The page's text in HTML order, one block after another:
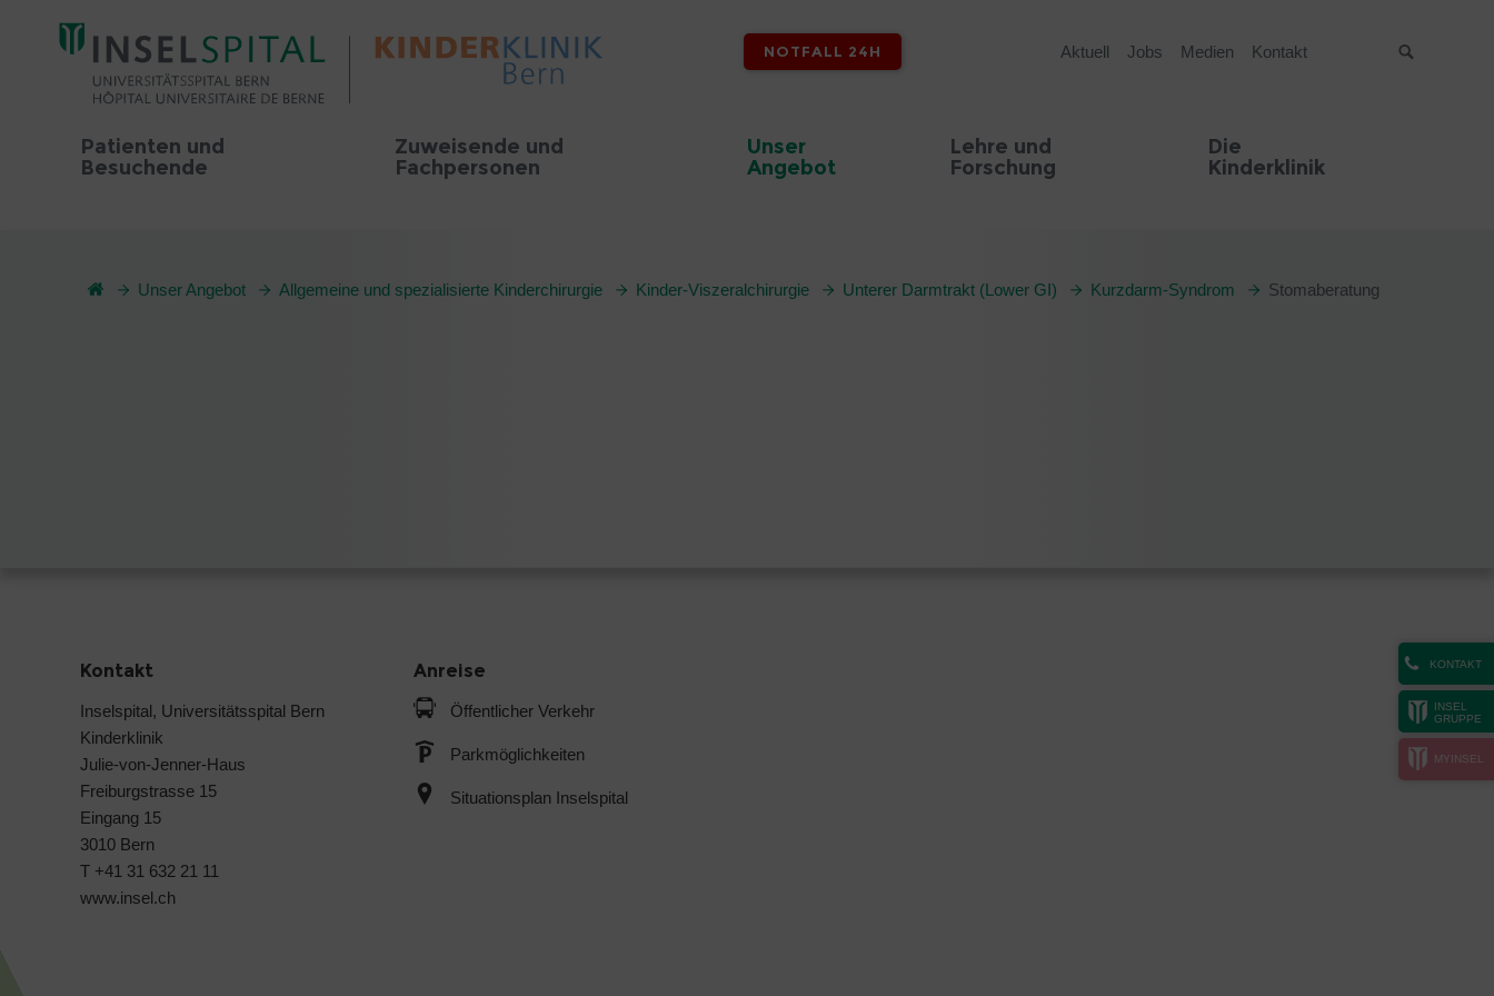
NOTFALL 24H Aktuell Jobs Medien Kontakt
Patienten und
Besuchende
Zuweisende und
Fachpersonen
Unser
Angebot
Lehre und
Forschung
Die
Kinderklinik
KONTAKT
INSEL
GRUPPE
MYINSEL
Unser Angebot Allgemeine und spezialisierte Kinderchirurgie Kinder-Viszeralchirurgie Unterer Darmtrakt (Lower GI) Kurzdarm-Syndrom Stomaberatung
Kontakt
Inselspital, Universitätsspital Bern
Kinderklinik
Julie-von-Jenner-Haus
Freiburgstrasse 15
Eingang 15
3010 Bern
T +41 31 632 21 11
www.insel.ch
Anreise
Öffentlicher Verkehr
Parkmöglichkeiten
Situationsplan Inselspital